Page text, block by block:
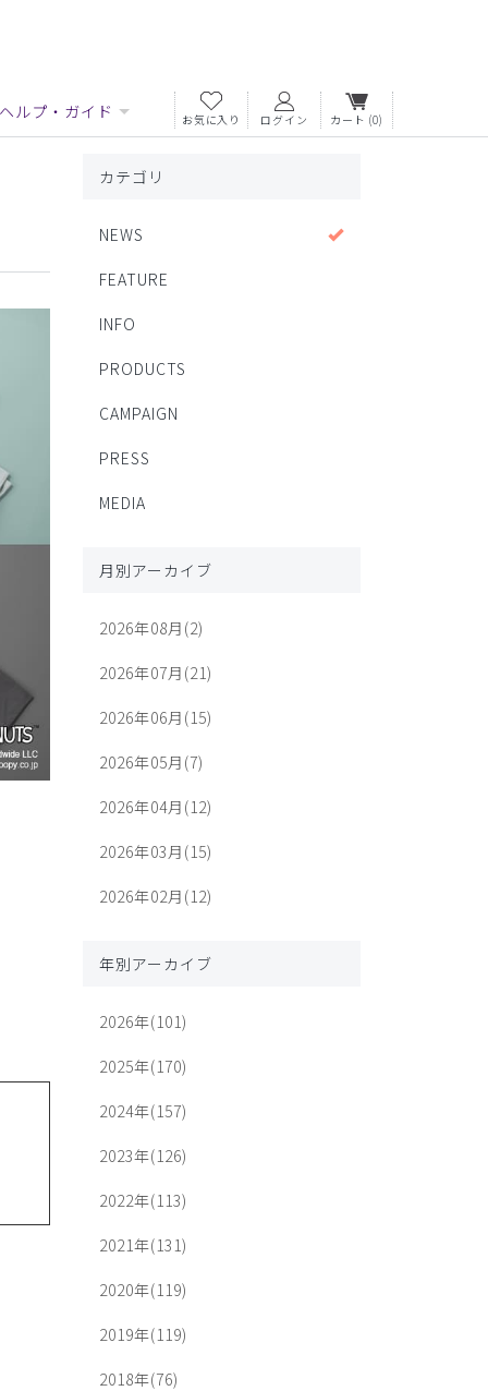
ヘルプ・ガイド お気に入り ログイン カート (0)
カテゴリ
NEWS
FEATURE
INFO
PRODUCTS
CAMPAIGN
PRESS
MEDIA
月別アーカイブ
2026年08月(2)
2026年07月(21)
2026年06月(15)
2026年05月(7)
2026年04月(12)
2026年03月(15)
2026年02月(12)
年別アーカイブ
2026年(101)
2025年(170)
2024年(157)
2023年(126)
2022年(113)
2021年(131)
2020年(119)
2019年(119)
2018年(76)